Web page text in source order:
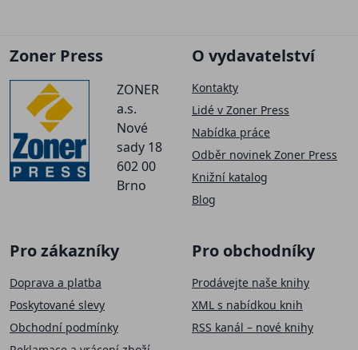
Zoner Press
ZONER
a.s.
Nové
sady 18
602 00
Brno
O vydavatelství
Kontakty
Lidé v Zoner Press
Nabídka práce
Odběr novinek Zoner Press
Knižní katalog
Blog
Pro zákazníky
Doprava a platba
Poskytované slevy
Obchodní podmínky
Pro obchodníky
Prodávejte naše knihy
XML s nabídkou knih
RSS kanál – nové knihy